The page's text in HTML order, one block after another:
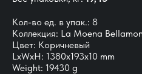
Кол-во ед. в упак.: 8
Коллекция: La Moena
Цвет: Коричневый
LxWxH: 1380x193x10 mm
Weight: 19430 g